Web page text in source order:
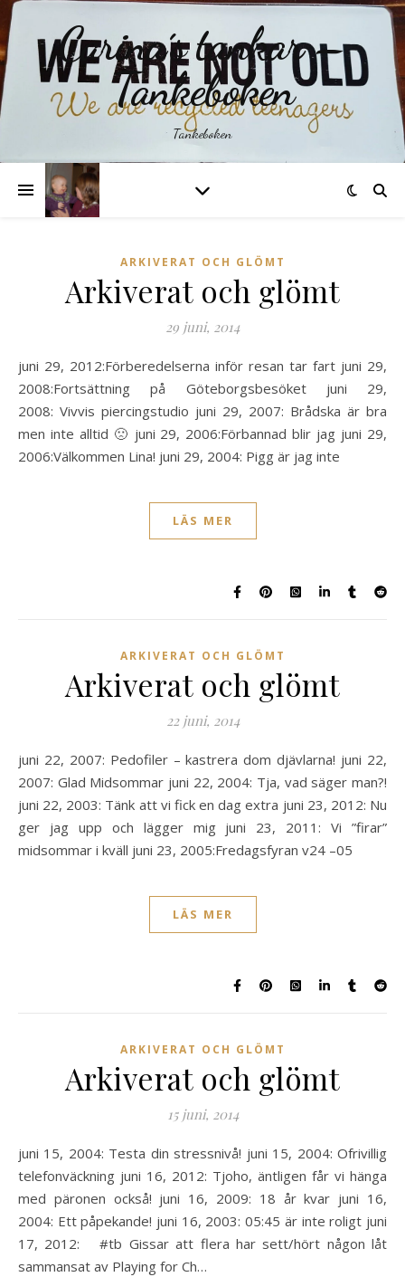
Carina´s tankar –
Tankeboken
Tankeboken
ARKIVERAT OCH GLÖMT
Arkiverat och glömt
29 juni, 2014
juni 29, 2012:Förberedelserna inför resan tar fart juni 29,
2008:Fortsättning på Göteborgsbesöket juni 29,
2008: Vivvis piercingstudio juni 29, 2007: Brådska är bra
men inte alltid 🙁 juni 29, 2006:Förbannad blir jag juni 29,
2006:Välkommen Lina! juni 29, 2004: Pigg är jag inte
LÄS MER
ARKIVERAT OCH GLÖMT
Arkiverat och glömt
22 juni, 2014
juni 22, 2007: Pedofiler – kastrera dom djävlarna! juni 22,
2007: Glad Midsommar juni 22, 2004: Tja, vad säger man?!
juni 22, 2003: Tänk att vi fick en dag extra juni 23, 2012: Nu
ger jag upp och lägger mig juni 23, 2011: Vi ”firar”
midsommar i kväll juni 23, 2005:Fredagsfyran v24 –05
LÄS MER
ARKIVERAT OCH GLÖMT
Arkiverat och glömt
15 juni, 2014
juni 15, 2004: Testa din stressnivå! juni 15, 2004: Ofrivillig
telefonväckning juni 16, 2012: Tjoho, äntligen får vi hänga
med päronen också! juni 16, 2009: 18 år kvar juni 16,
2004: Ett påpekande! juni 16, 2003: 05:45 är inte roligt juni
17, 2012: #tb Gissar att flera har sett/hört någon låt
sammansat av Playing for Ch…